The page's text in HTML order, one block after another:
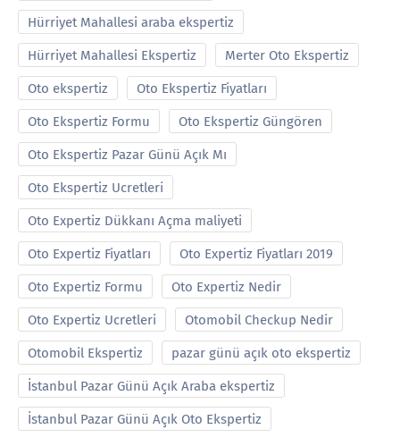
Hürriyet Mahallesi araba ekspertiz
Hürriyet Mahallesi Ekspertiz Merter Oto Ekspertiz
Oto ekspertiz Oto Ekspertiz Fiyatları
Oto Ekspertiz Formu Oto Ekspertiz Güngören
Oto Ekspertiz Pazar Günü Açık Mı
Oto Ekspertiz Ucretleri
Oto Expertiz Dükkanı Açma maliyeti
Oto Expertiz Fiyatları Oto Expertiz Fiyatları 2019
Oto Expertiz Formu Oto Expertiz Nedir
Oto Expertiz Ucretleri Otomobil Checkup Nedir
Otomobil Ekspertiz pazar günü açık oto ekspertiz
İstanbul Pazar Günü Açık Araba ekspertiz
İstanbul Pazar Günü Açık Oto Ekspertiz